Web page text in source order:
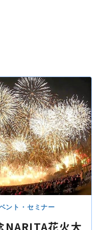
ント・セミナー
NARITA花火大